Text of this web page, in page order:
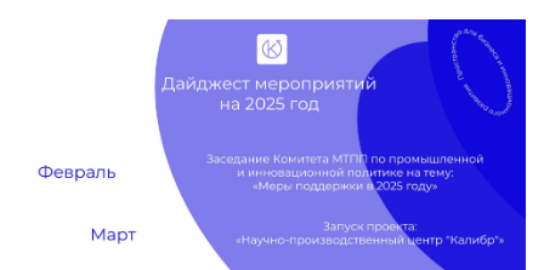
+7 (495) 280-17-17
+7 (495) 280-45-55
Режим работы 9:00 - 18:00 Пн-Чт.
9:00 - 17:00 Пт.
17-